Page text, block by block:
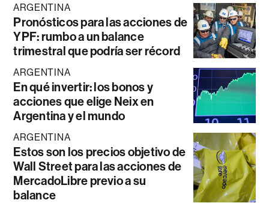
ARGENTINA
Pronósticos para las acciones de
YPF: rumbo a un balance
trimestral que podría ser récord
ARGENTINA
En qué invertir: los bonos y
acciones que elige Neix en
Argentina y el mundo
ARGENTINA
Estos son los precios objetivo de
Wall Street para las acciones de
MercadoLibre previo a su
balance